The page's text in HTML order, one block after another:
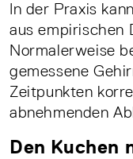
In der Praxis
aus empirischen
Normalerweise
gemessene
Zeitpunkten
abnehmenden
Den Kuchen